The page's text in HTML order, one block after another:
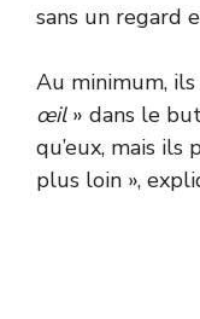
sans un regard
Au minimum, ils
œil» dans le
qu’eux, mais
plus loin »,